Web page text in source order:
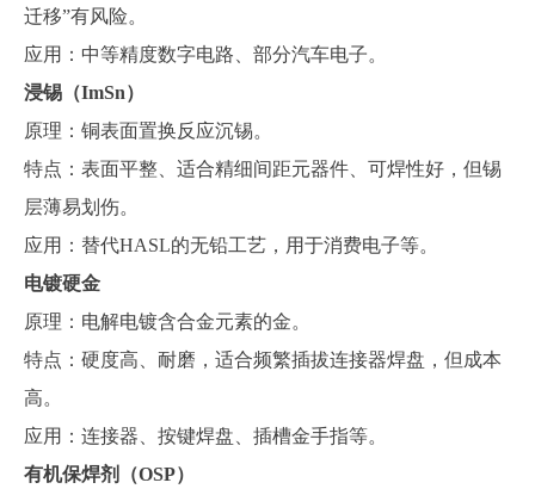
迁移”有风险。
应用：中等精度数字电路、部分汽车电子。
浸锡（ImSn）
原理：铜表面置换反应沉锡。
特点：表面平整、适合精细间距元器件、可焊性好，但锡
层薄易划伤。
应用：替代HASL的无铅工艺，用于消费电子等。
电镀硬金
原理：电解电镀含合金元素的金。
特点：硬度高、耐磨，适合频繁插拔连接器焊盘，但成本
高。
应用：连接器、按键焊盘 、插槽金手指等。
有机保焊剂（OSP）